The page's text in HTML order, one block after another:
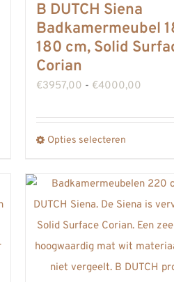
B DUTCH Siena
Badkamermeubel
180 cm, Solid
Corian
€3957,00 - €4000,00
Opties selecteren
heeft
meerdere
variaties.
Deze
optie